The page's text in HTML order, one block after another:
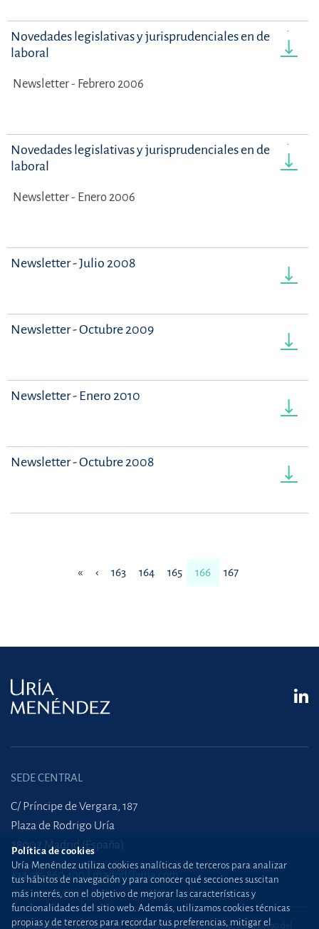
Novedades legislativas y jurisprudenciales en derecho
laboral
Newsletter - Febrero 2006
Novedades legislativas y jurisprudenciales en derecho
laboral
Newsletter - Enero 2006
Newsletter - Julio 2008
Newsletter - Octubre 2009
Newsletter - Enero 2010
Newsletter - Octubre 2008
« ‹ 163 164 165 166 167
SEDE CENTRAL
C/ Príncipe de Vergara, 187
Plaza de Rodrigo Uría
28002 Madrid (España)
+34 915 860 400 madrid@uria.com
Uría Menéndez Abogados, S.L.P. | Registro Mercantil de Madrid, Tomo 24490 del
Política de cookies
Uría Menéndez utiliza cookies analíticas de terceros para analizar
tus hábitos de navegación y para conocer qué secciones suscitan
más interés, con el objetivo de mejorar las características y
funcionalidades del sitio web. Además, utilizamos cookies técnicas
propias y de terceros para recordar tus preferencias, mitigar el